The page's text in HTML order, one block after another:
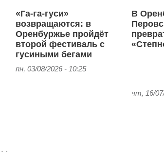
«Га-га-гуси»
возвращаются: в
Оренбуржье пройдёт
второй фестиваль с
гусиными бегами
пн, 03/08/2026 - 10:25
В
чт, 16/